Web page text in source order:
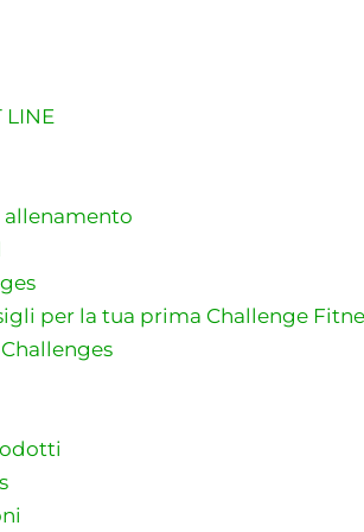
LINE
allenamento
per la tua prima Challenge
Challenges